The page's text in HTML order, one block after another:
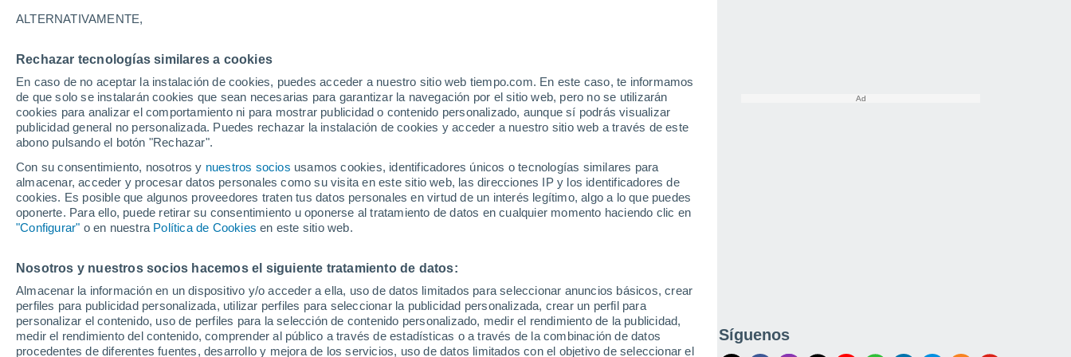
ALTERNATIVAMENTE,
Rechazar tecnologías similares a cookies
En caso de no aceptar la instalación de cookies, puedes acceder a nuestro sitio web tiempo.com. En este caso, te informamos
de que solo se instalarán cookies que sean necesarias para garantizar la navegación por el sitio web, pero no se utilizarán
cookies para analizar el comportamiento ni para mostrar publicidad o contenido personalizado, aunque sí podrás visualizar
publicidad general no personalizada. Puedes rechazar la instalación de cookies y acceder a nuestro sitio web a través de este
abono pulsando el botón "Rechazar".
Con su consentimiento, nosotros y nuestros socios usamos cookies, identificadores únicos o tecnologías similares para
almacenar, acceder y procesar datos personales como su visita en este sitio web, las direcciones IP y los identificadores de
cookies. Es posible que algunos proveedores traten tus datos personales en virtud de un interés legítimo, algo a lo que puedes
oponerte. Para ello, puede retirar su consentimiento u oponerse al tratamiento de datos en cualquier momento haciendo clic en
"Configurar" o en nuestra Política de Cookies en este sitio web.
Nosotros y nuestros socios hacemos el siguiente tratamiento de datos:
Almacenar la información en un dispositivo y/o acceder a ella, uso de datos limitados para seleccionar anuncios básicos, crear
perfiles para publicidad personalizada, utilizar perfiles para seleccionar la publicidad personalizada, crear un perfil para
personalizar el contenido, uso de perfiles para la selección de contenido personalizado, medir el rendimiento de la publicidad,
medir el rendimiento del contenido, comprender al público a través de estadísticas o a través de la combinación de datos
procedentes de diferentes fuentes, desarrollo y mejora de los servicios, uso de datos limitados con el objetivo de seleccionar el
20°
Sensación de 20°
Iluminada:24%
Llega una vaguada
fuertes y granizo en España
El Tiempo 1 - 7 días Por horas Actualidad Mapa de lluvia Radar de lluvia Satélites Modelos
Hoy
8 Ago
50%
Mañana
9 Ago
Lunes
10 Ago
Martes
11 Ago
Miércoles
12 Ago
13 Ago
14 Ago
Síguenos